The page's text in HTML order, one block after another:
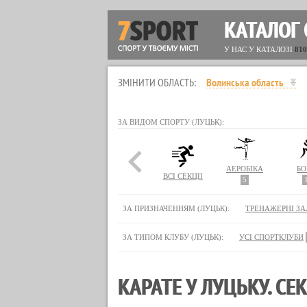
КАТАЛОГ
У НАС У КАТАЛОЗІ
ЗМІНИТИ ОБЛАСТЬ: Волинська область
ЗА ВИДОМ СПОРТУ (ЛУЦЬК):
ВСІ СЕКЦІЇ
АЕРОБІКА
5
ЗА ПРИЗНАЧЕННЯМ (ЛУЦЬК): ТРЕНАЖЕРНІ
ЗА ТИПОМ КЛУБУ (ЛУЦЬК): УСІ СПОРТКЛУБИ
КАРАТЕ У ЛУЦЬКУ.